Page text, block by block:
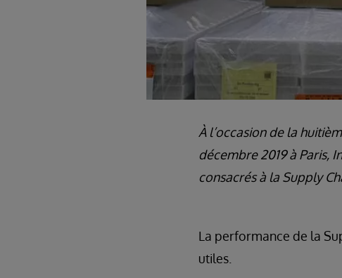
À l’occasion de la
décembre 2019 à Paris,
consacrés à la Supply
La performance de la
utiles.